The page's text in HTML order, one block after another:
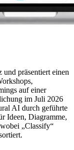
präsentiert einen
auf einer
im Juli 2026
AI durch geführte
Ideen, Diagramme,
„Classify“